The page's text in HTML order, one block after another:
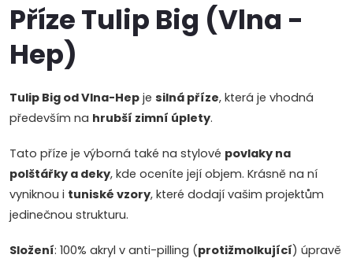
Příze Tulip Big (Vlna -
Hep)
Tulip Big od Vlna-Hep je silná příze, která je vhodná
především na hrubší zimní úplety.
Tato příze je výborná také na stylové povlaky na
polštářky a deky, kde oceníte její objem. Krásně na ní
vyniknou i tuniské vzory, které dodají vašim projektům
jedinečnou strukturu.
Složení: 100% akryl v anti-pilling (protižmolkující) úpravě